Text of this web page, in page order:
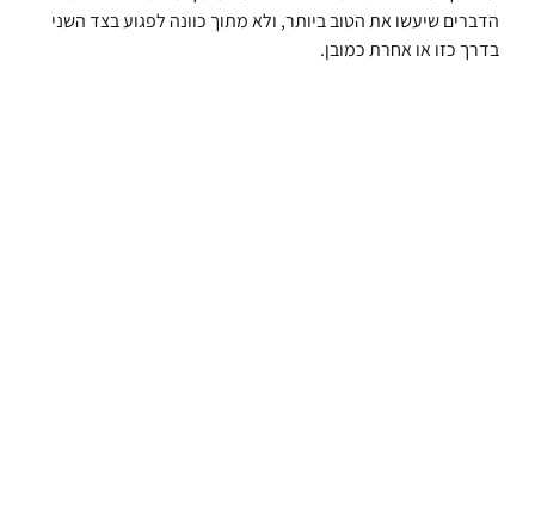
הדברים שיעשו את הטוב ביותר, ולא מתוך כוונה לפגוע בצד השני
בדרך כזו או אחרת כמובן.